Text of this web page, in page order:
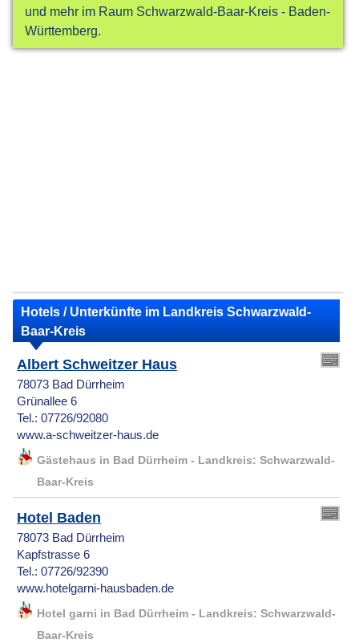
und mehr im Raum Schwarzwald-Baar-Kreis - Baden-
Württemberg.
Hotels / Unterkünfte im Landkreis Schwarzwald-
Baar-Kreis
Albert Schweitzer Haus
78073 Bad Dürrheim
Grünallee 6
Tel.: 07726/92080
www.a-schweitzer-haus.de
Gästehaus in Bad Dürrheim - Landkreis: Schwarzwald-
Baar-Kreis
Hotel Baden
78073 Bad Dürrheim
Kapfstrasse 6
Tel.: 07726/92390
www.hotelgarni-hausbaden.de
Hotel garni in Bad Dürrheim - Landkreis: Schwarzwald-
Baar-Kreis